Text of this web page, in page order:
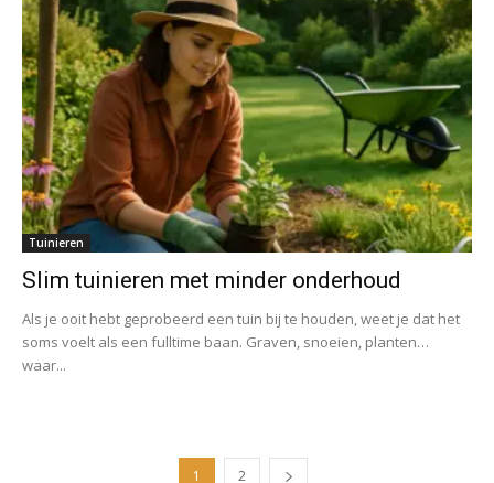
Tuinieren
Slim tuinieren met minder onderhoud
Als je ooit hebt geprobeerd een tuin bij te houden, weet je dat het
soms voelt als een fulltime baan. Graven, snoeien, planten…
waar...
1 2